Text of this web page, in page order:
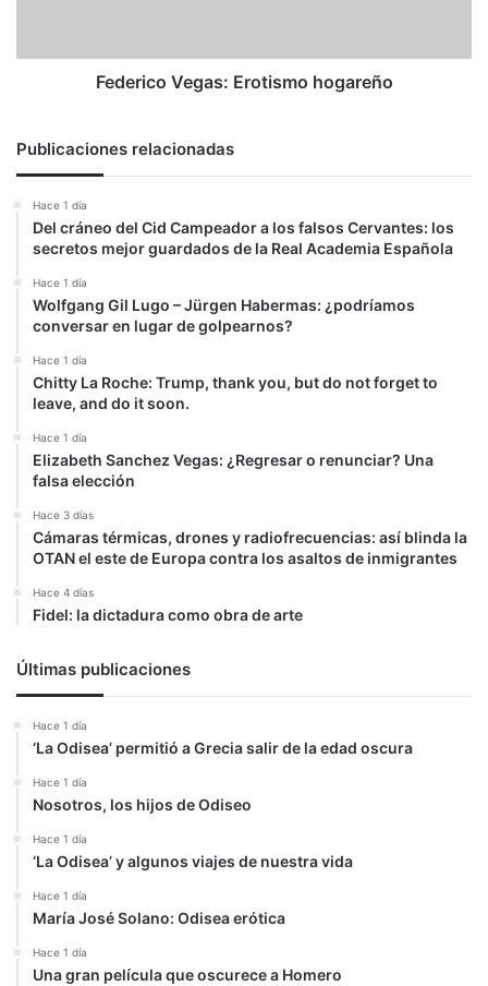
Federico Vegas: Erotismo hogareño
Publicaciones relacionadas
Hace 1 día
Del cráneo del Cid Campeador a los falsos Cervantes: los
secretos mejor guardados de la Real Academia Española
Hace 1 día
Wolfgang Gil Lugo – Jürgen Habermas: ¿podríamos
conversar en lugar de golpearnos?
Hace 1 día
Chitty La Roche: Trump, thank you, but do not forget to
leave, and do it soon.
Hace 1 día
Elizabeth Sanchez Vegas: ¿Regresar o renunciar? Una
falsa elección
Hace 3 días
Cámaras térmicas, drones y radiofrecuencias: así blinda la
OTAN el este de Europa contra los asaltos de inmigrantes
Hace 4 días
Fidel: la dictadura como obra de arte
Últimas publicaciones
Hace 1 día
‘La Odisea’ permitió a Grecia salir de la edad oscura
Hace 1 día
Nosotros, los hijos de Odiseo
Hace 1 día
‘La Odisea’ y algunos viajes de nuestra vida
Hace 1 día
María José Solano: Odisea erótica
Hace 1 día
Una gran película que oscurece a Homero